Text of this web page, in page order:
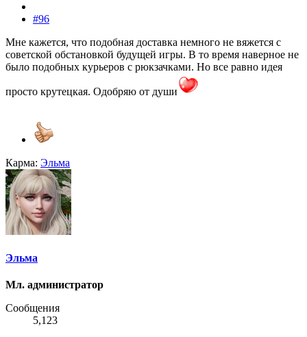
#96
Мне кажется, что подобная доставка немного не вяжется с
советской обстановкой будущей игры. В то время наверное не
было подобных курьеров с рюкзачками. Но все равно идея
просто крутецкая. Одобряю от души
Карма: Эльма
Эльма
Мл. администратор
Сообщения
5,123